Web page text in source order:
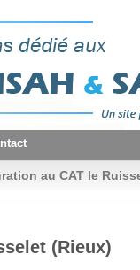
au CAT le
(Rieux)